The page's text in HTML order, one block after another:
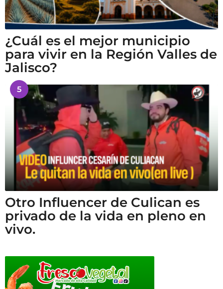
¿Cuál es el mejor municipio
para vivir en la Región Valles de
Jalisco?
5
Otro Influencer de Culican es
privado de la vida en pleno en
vivo.